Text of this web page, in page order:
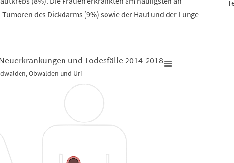
des Dickdarms (9%) sowie der Haut und der Lunge
und Uri
Neuerkrankungen und Todesfälle 2014-2018
und Todesfälle 2014-2018
Obwalden und Uri